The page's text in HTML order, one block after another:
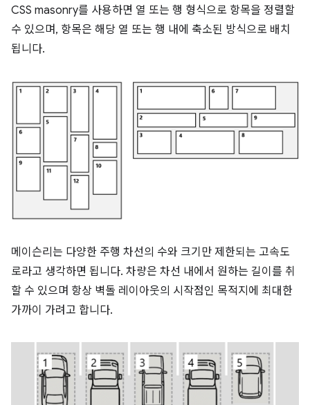
CSS masonry를 사용하면 열 또는 행 형식으로 항목을 정렬할
수 있으며, 항목은 해당 열 또는 행 내에 축소된 방식으로 배치
됩니다.
메이슨리는 다양한 주행 차선의 수와 크기만 제한되는 고속도
로라고 생각하면 됩니다. 차량은 차선 내에서 원하는 길이를 취
할 수 있으며 항상 벽돌 레이아웃의 시작점인 목적지에 최대한
가까이 가려고 합니다.